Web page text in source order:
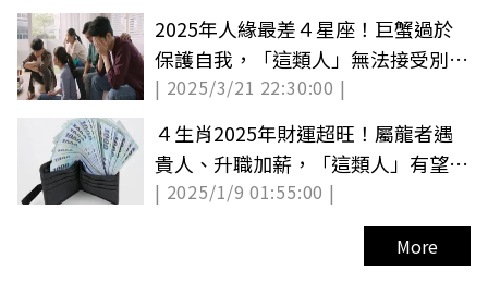
2025年人緣最差４星座！巨蟹過於
保護自我，「這類人」無法接受別人
意見
| 2025/3/21 22:30:00 |
４生肖2025年財運超旺！屬龍者遇
貴人、升職加薪，「這類人」有望一
夜暴富
| 2025/1/9 01:55:00 |
More